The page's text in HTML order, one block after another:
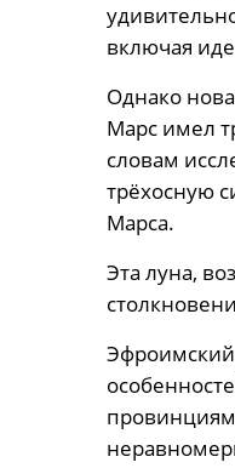
включая
Однако
Марс имел
словам
трёхосную
Марса.
Эта луна,
Эфроимский